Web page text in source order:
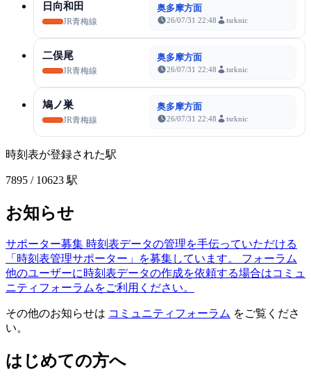
日向和田
JR青梅線
奥多摩方面
26/07/31 22:48 tsrknic
二俣尾
JR青梅線
奥多摩方面
26/07/31 22:48 tsrknic
鳩ノ巣
JR青梅線
奥多摩方面
26/07/31 22:48 tsrknic
時刻表が登録された駅
7895 / 10623 駅
お知らせ
サポーター募集 時刻表データの管理を手伝っていただける
「時刻表管理サポーター」を募集しています。
フォーラム
他のユーザーに時刻表データの作成を依頼する場合はコミュ
ニティフォーラムをご利用ください。
その他のお知らせは コミュニティフォーラム をご覧くださ
い。
はじめての方へ